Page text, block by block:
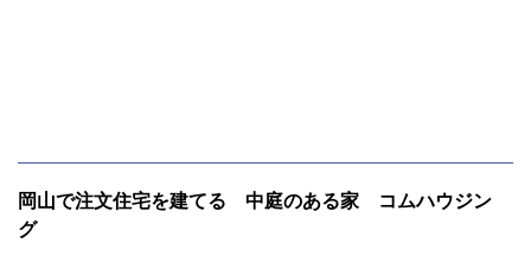
岡山で注文住宅を建てる 中庭のある家 コムハウジン
グ